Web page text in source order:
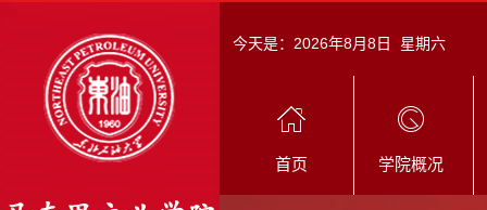
今天是： 2026年8月8日 星期六
首页 学院概况